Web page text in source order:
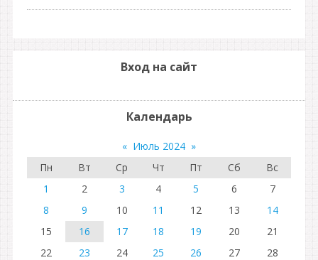
Вход на сайт
Календарь
« Июль 2024 »
Пн
Вт Ср Чт Пт Сб
Вс
1
2 3 4 5 6
7
8
9 10 11 12 13
14
15
16 17 18 19 20
21
22
23 24 25 26 27
28